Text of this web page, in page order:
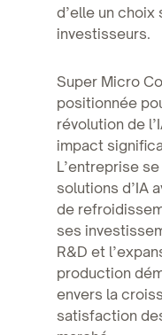
d’elle un
investisseurs.
Super Micro
positionnée
révolution de
impact
L’entreprise
solutions d’IA
de
ses
R&D et
production
envers la
satisfaction